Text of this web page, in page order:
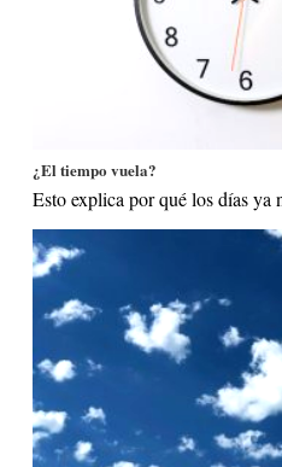
¿El tiempo vuela?
Esto explica por qué los días ya